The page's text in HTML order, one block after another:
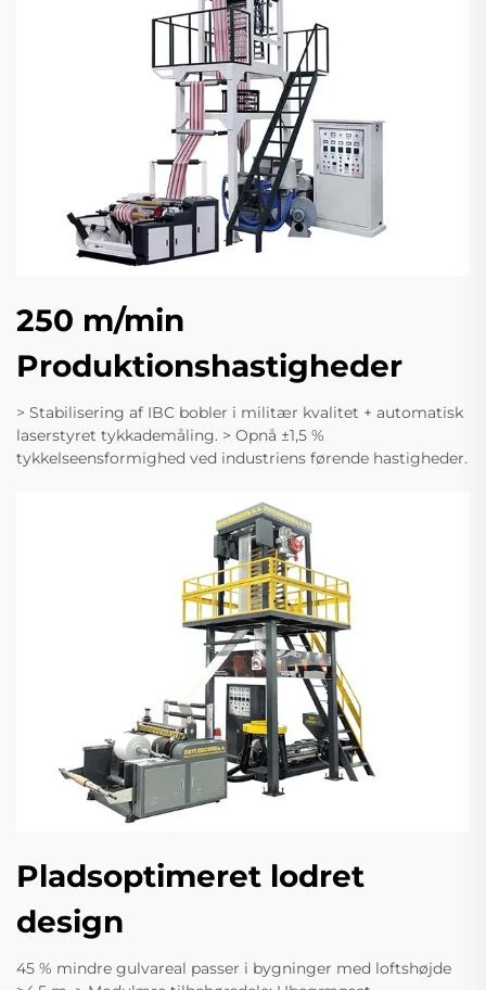
250 m/min
Produktionshastigheder
> Stabilisering af IBC bobler i militær kvalitet + automatisk
laserstyret tykkademåling. > Opnå ±1,5 %
tykkelseensformighed ved industriens førende hastigheder.
Pladsoptimeret lodret
design
45 % mindre gulvareal passer i bygninger med loftshøjde